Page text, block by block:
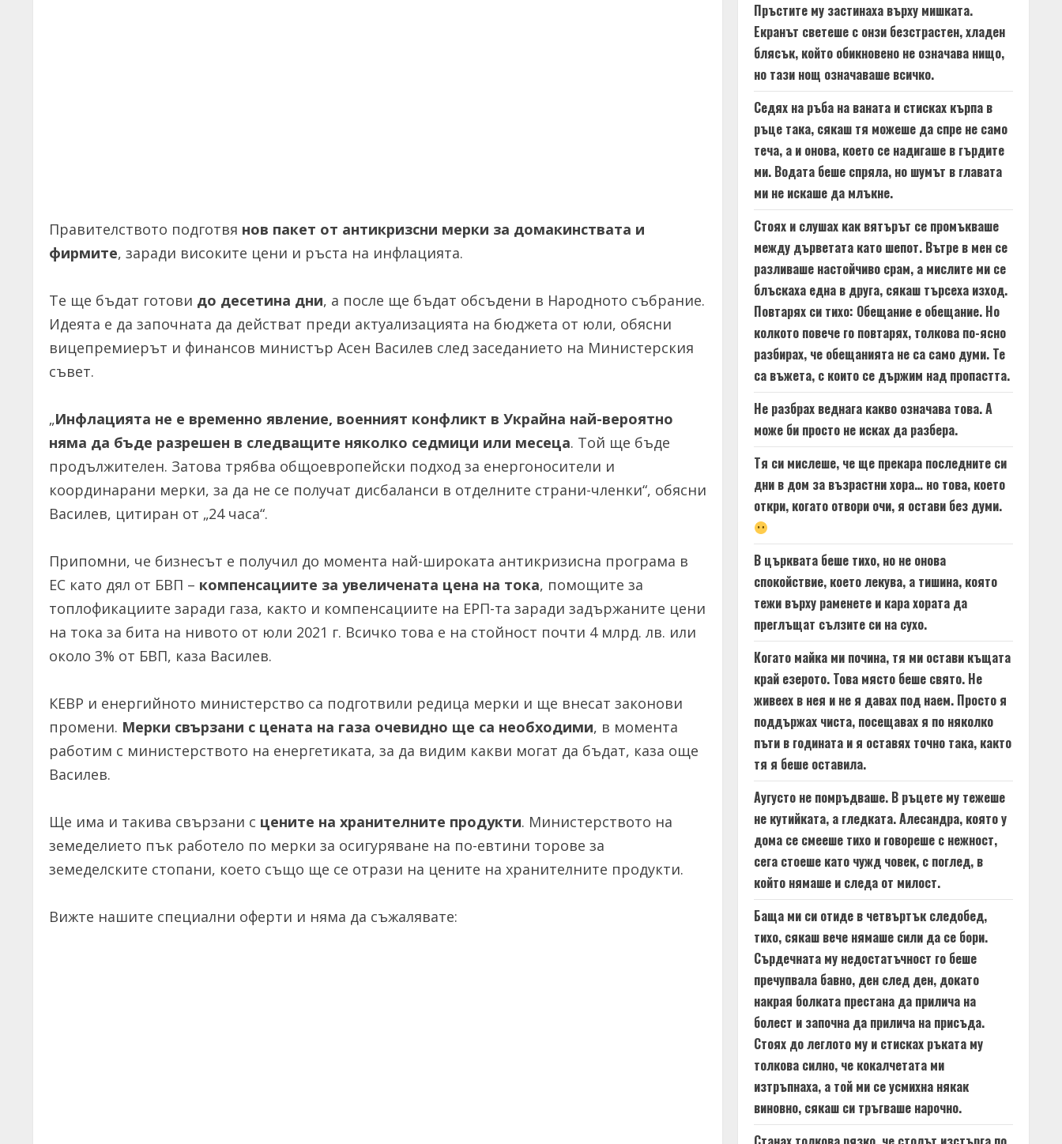
Правителството подготвя нов пакет от антикризсни мерки за домакинствата и
фирмите, заради високите цени и ръста на инфлацията.
Те ще бъдат готови до десетина дни, а после ще бъдат обсъдени в Народното събрание.
Идеята е да започната да действат преди актуализацията на бюджета от юли, обясни
вицепремиерът и финансов министър Асен Василев след заседанието на Министерския
съвет.
„Инфлацията не е временно явление, военният конфликт в Украйна най-вероятно
няма да бъде разрешен в следващите няколко седмици или месеца. Той ще бъде
продължителен. Затова трябва общоевропейски подход за енергоносители и
координарани мерки, за да не се получат дисбаланси в отделните страни-членки“, обясни
Василев, цитиран от „24 часа“.
Припомни, че бизнесът е получил до момента най-широката антикризисна програма в
ЕС като дял от БВП – компенсациите за увеличената цена на тока, помощите за
топлофикациите заради газа, както и компенсациите на ЕРП-та заради задържаните цени
на тока за бита на нивото от юли 2021 г. Всичко това е на стойност почти 4 млрд. лв. или
около 3% от БВП, каза Василев.
КЕВР и енергийното министерство са подготвили редица мерки и ще внесат законови
промени. Мерки свързани с цената на газа очевидно ще са необходими, в момента
работим с министерството на енергетиката, за да видим какви могат да бъдат, каза още
Василев.
Ще има и такива свързани с цените на хранителните продукти. Министерството на
земеделието пък работело по мерки за осигуряване на по-евтини торове за
земеделските стопани, което също ще се отрази на цените на хранителните продукти.
Вижте нашите специални оферти и няма да съжалявате:
Пръстите му застинаха върху мишката.
Екранът светеше с онзи безстрастен, хладен
блясък, който обикновено не означава нищо,
но тази нощ означаваше всичко.
Седях на ръба на ваната и стисках кърпа в
ръце така, сякаш тя можеше да спре не само
теча, а и онова, което се надигаше в гърдите
ми. Водата беше спряла, но шумът в главата
ми не искаше да млъкне.
Стоях и слушах как вятърът се промъкваше
между дърветата като шепот. Вътре в мен се
разливаше настойчиво срам, а мислите ми се
блъскаха една в друга, сякаш търсеха изход.
Повтарях си тихо: Обещание е обещание. Но
колкото повече го повтарях, толкова по-ясно
разбирах, че обещанията не са само думи. Те
са въжета, с които се държим над пропастта.
Не разбрах веднага какво означава това. А
може би просто не исках да разбера.
Тя си мислеше, че ще прекара последните си
дни в дом за възрастни хора… но това, което
откри, когато отвори очи, я остави без думи.
В църквата беше тихо, но не онова
спокойствие, което лекува, а тишина, която
тежи върху раменете и кара хората да
преглъщат сълзите си на сухо.
Когато майка ми почина, тя ми остави къщата
край езерото. Това място беше свято. Не
живеех в нея и не я давах под наем. Просто я
поддържах чиста, посещавах я по няколко
пъти в годината и я оставях точно така, както
тя я беше оставила.
Аугусто не помръдваше. В ръцете му тежеше
не кутийката, а гледката. Алесандра, която у
дома се смееше тихо и говореше с нежност,
сега стоеше като чужд човек, с поглед, в
който нямаше и следа от милост.
Баща ми си отиде в четвъртък следобед,
тихо, сякаш вече нямаше сили да се бори.
Сърдечната му недостатъчност го беше
пречупвала бавно, ден след ден, докато
накрая болката престана да прилича на
болест и започна да прилича на присъда.
Стоях до леглото му и стисках ръката му
толкова силно, че кокалчетата ми
изтръпнаха, а той ми се усмихна някак
виновно, сякаш си тръгваше нарочно.